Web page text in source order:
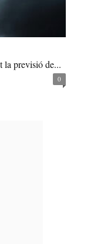
previsió de...
0